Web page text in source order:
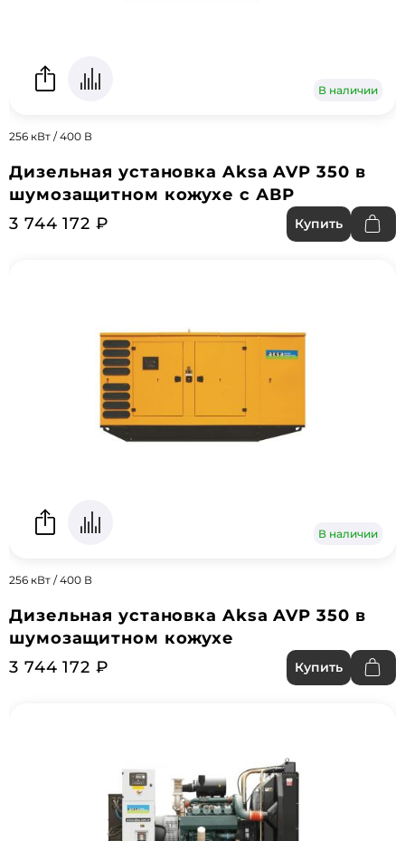
В наличии
256 кВт / 400 В
Дизельная установка Aksa AVP 350 в
шумозащитном кожухе с АВР
3 744 172 ₽
Купить
В наличии
256 кВт / 400 В
Дизельная установка Aksa AVP 350 в
шумозащитном кожухе
3 744 172 ₽
Купить